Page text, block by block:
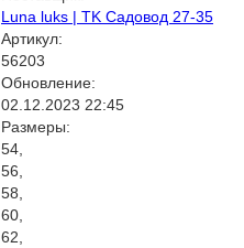
Luna luks | TK Садовод 27-35
Артикул:
56203
Обновление:
02.12.2023 22:45
Размеры:
54,
56,
58,
60,
62,